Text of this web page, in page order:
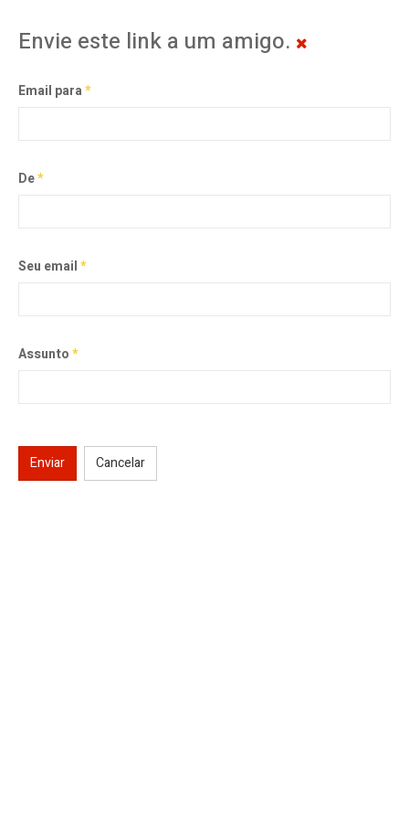
Envie este link a um amigo.
Email para*
De*
Seu email*
Assunto*
Enviar Cancelar